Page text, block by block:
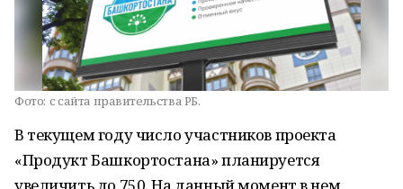
Фото: с сайта правительства РБ.
В текущем году число участников проекта
«Продукт Башкортостана» планируется